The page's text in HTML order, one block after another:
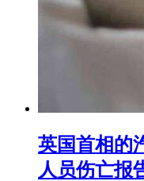
英国首相的
人员伤亡报